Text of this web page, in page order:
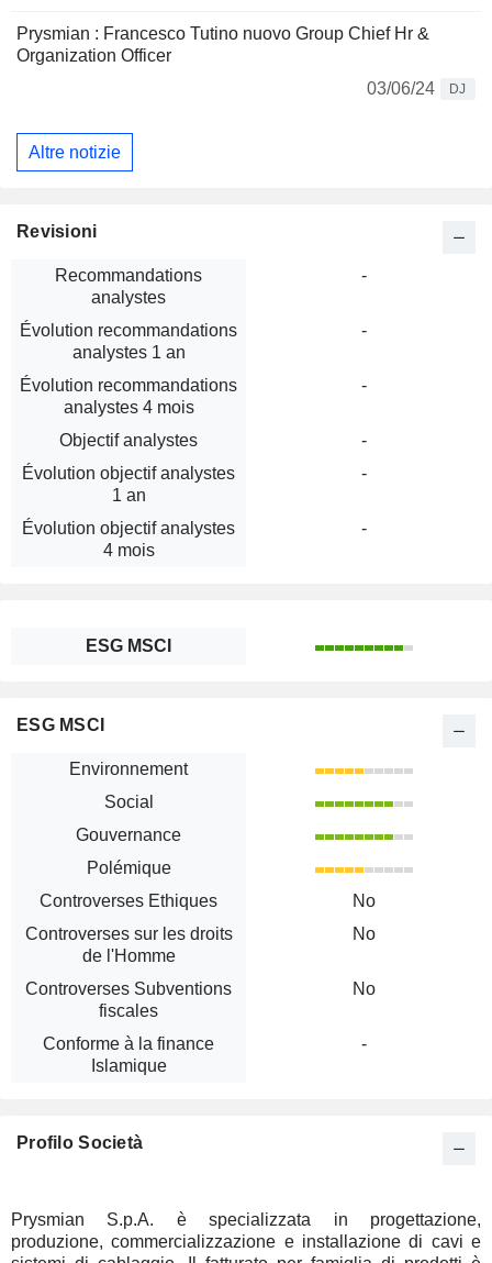
Prysmian : Francesco Tutino nuovo Group Chief Hr &
Organization Officer
03/06/24
DJ
Altre notizie
Revisioni
Recommandations
analystes
-
Évolution recommandations
analystes 1 an
-
Évolution recommandations
analystes 4 mois
-
Objectif analystes
-
Évolution objectif analystes
1 an
-
Évolution objectif analystes
4 mois
-
ESG MSCI
ESG MSCI
Environnement
Social
Gouvernance
Polémique
Controverses Ethiques
No
Controverses sur les droits
de l'Homme
No
Controverses Subventions
fiscales
No
Conforme à la finance
Islamique
-
Profilo Società
Prysmian S.p.A. è specializzata in progettazione,
produzione, commercializzazione e installazione di cavi e